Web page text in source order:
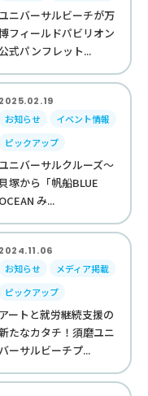
ユニバーサルビーチが万
フィールドパビリオン
公式パンフレット...
2025.02.19
お知らせ
イベント情報
ピックアップ
ユニバーサルクルーズ～
貝塚から「帆船BLUE
OCEAN み...
2024.11.06
お知らせ
メディア掲載
ピックアップ
アートと就労継続支援の
たなカタチ！須磨ユニ
バーサルビーチプ...